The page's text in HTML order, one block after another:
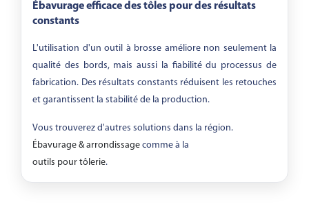
Ébavurage efficace des tôles pour des résultats
constants
L'utilisation d'un outil à brosse améliore non seulement la
qualité des bords, mais aussi la fiabilité du processus de
fabrication. Des résultats constants réduisent les retouches
et garantissent la stabilité de la production.
Vous trouverez d'autres solutions dans la région.
Ébavurage & arrondissage comme à la
outils pour tôlerie.